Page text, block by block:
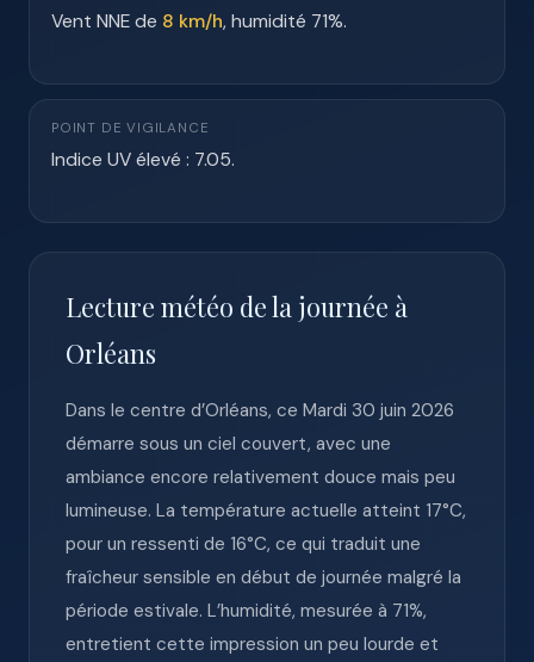
Vent NNE de 8 km/h, humidité 71%.
POINT DE VIGILANCE
Indice UV élevé : 7.05.
Lecture météo de la journée à
Orléans
Dans le centre d’Orléans, ce Mardi 30 juin 2026
démarre sous un ciel couvert, avec une
ambiance encore relativement douce mais peu
lumineuse. La température actuelle atteint 17°C,
pour un ressenti de 16°C, ce qui traduit une
fraîcheur sensible en début de journée malgré la
période estivale. L’humidité, mesurée à 71%,
entretient cette impression un peu lourde et